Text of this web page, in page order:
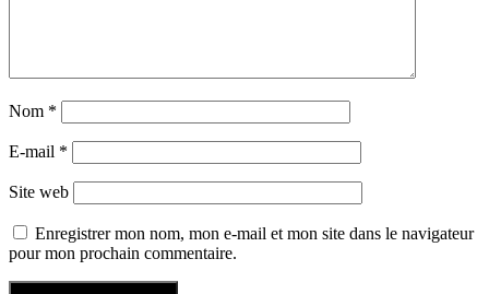
Nom *
E-mail *
Site web
Enregistrer mon nom, mon e-mail et mon site dans le navigateur
pour mon prochain commentaire.